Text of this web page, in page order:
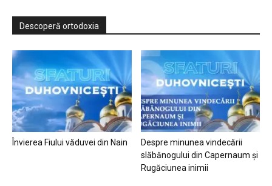
Descoperă ortodoxia
Învierea Fiului văduvei din Nain
Despre minunea vindecării
slăbănogului din Capernaum și
Rugăciunea inimii